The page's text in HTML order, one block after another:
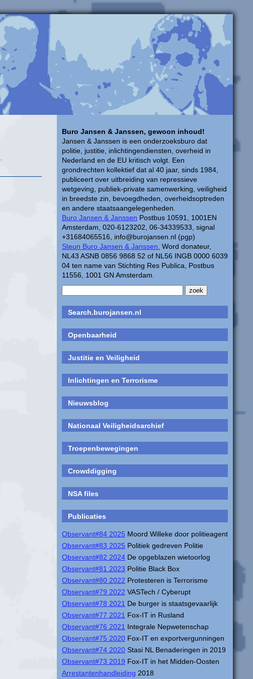
Buro Jansen & Janssen, gewoon inhoud!
Jansen & Janssen is een onderzoeksburo dat
politie, justitie, inlichtingendiensten, overheid in
Nederland en de EU kritisch volgt. Een
grondrechten kollektief dat al 40 jaar, sinds 1984,
publiceert over uitbreiding van repressieve
wetgeving, publiek-private samenwerking, veiligheid
in breedste zin, bevoegdheden, overheidsoptreden
en andere staatsaangelegenheden.
Buro Jansen & Janssen Postbus 10591, 1001EN
Amsterdam, 020-6123202, 06-34339533, signal
+31684065516, info@burojansen.nl (pgp)
Steun Buro Jansen & Janssen. Word donateur,
NL43 ASNB 0856 9868 52 of NL56 INGB 0000 6039
04 ten name van Stichting Res Publica, Postbus
11556, 1001 GN Amsterdam.
Search.burojansen.nl
Openbaarheid
Justitie en Veiligheid
Inlichtingen en Terrorisme
Nieuwsblog
Nationaal Veiligheidsarchief
Troepenbewegingen
Crowddigging
NSA files
Publicaties
Observant#84 2025 Moord Willeke door politieagent
Observant#83 2025 Politiek gedreven Politie
Observant#82 2024 De opgeblazen wietoorlog
Observant#81 2023 Politie Black Box
Observant#80 2022 Protesteren is Terrorisme
Observant#79 2022 VASTech / Cyberupt
Observant#78 2021 De burger is staatsgevaarlijk
Observant#77 2021 Fox-IT in Rusland
Observant#76 2021 Integrale Nepwetenschap
Observant#75 2020 Fox-IT en exportvergunningen
Observant#74 2020 Stasi NL Benaderingen in 2019
Observant#73 2019 Fox-IT in het Midden-Oosten
Arrestantenhandleiding 2018